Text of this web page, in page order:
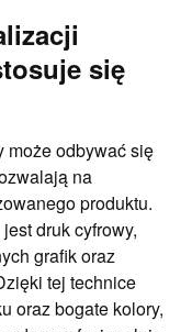
się
może odbywać się
na
produktu.
druk cyfrowy,
grafik oraz
tej technice
oraz bogate kolory,